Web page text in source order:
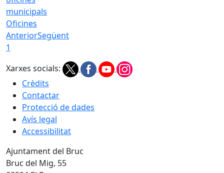
Oficines
AnteriorSegüent
1
Xarxes socials:
Crèdits
Contactar
Protecció de dades
Avís legal
Accessibilitat
Ajuntament del Bruc
Bruc del Mig, 55